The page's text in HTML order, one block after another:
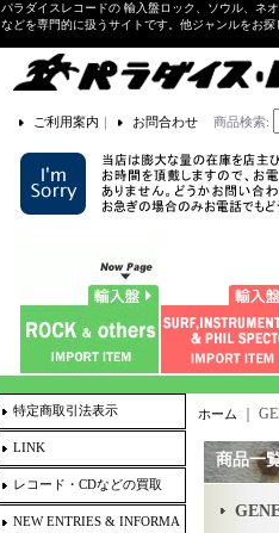
パラダイスレコードの 輸入盤ロック、ソウル、ネ
などを専門的に扱うサイトです。他ジャンルをお探
ご利用案内 ｜ お問合わせ 商品検索:
特定商取引法表示
LINK
レコード・CDなどの買取
NEW ENTRIES & INFORMA
ホーム
商品一